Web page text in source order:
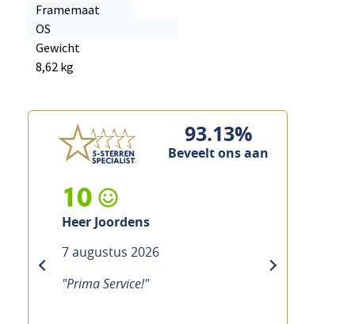
Framemaat
OS
Gewicht
8,62 kg
93.13%
Beveelt ons aan
Heer Joordens
7 augustus 2026
"Prima Service!"
next